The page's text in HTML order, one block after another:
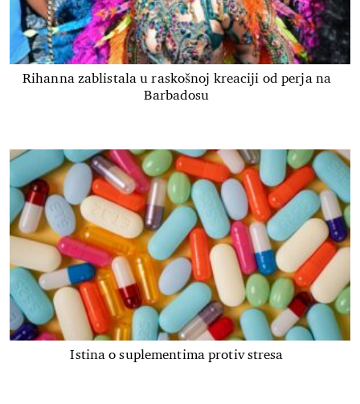
Rihanna zablistala u raskošnoj kreaciji od perja na
Barbadosu
Istina o suplementima protiv stresa